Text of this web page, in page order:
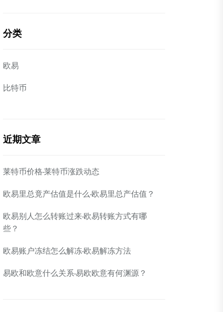
分类
欧易
比特币
近期文章
莱特币价格-莱特币涨跌动态
欧易里总竟产估值是什么-欧易里总产估值？
欧易别人怎么转账过来-欧易转账方式有哪
些？
欧易账户冻结怎么解冻-欧易解冻方法
易欧和欧意什么关系-易欧欧意有何渊源？